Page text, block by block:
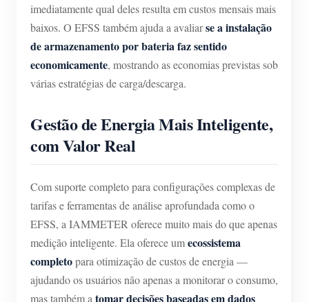
imediatamente qual deles resulta em custos mensais mais
baixos. O EFSS também ajuda a avaliarse a instalação
de armazenamento por bateria faz sentido
economicamente, mostrando as economias previstas sob
várias estratégias de carga/descarga.
Gestão de Energia Mais Inteligente,
com Valor Real
Com suporte completo para configurações complexas de
tarifas e ferramentas de análise aprofundada como o
EFSS, a IAMMETER oferece muito mais do que apenas
medição inteligente. Ela oferece umecossistema
completopara otimização de custos de energia —
ajudando os usuários não apenas a monitorar o consumo,
mas também a tomar decisões baseadas em dados